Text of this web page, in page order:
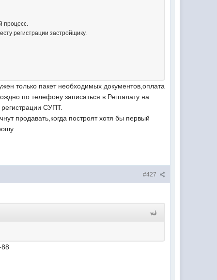
процесс.
регистрации застройщику.
только пакет необходимых документов,оплата
по телефону записаться в Регпалату на
СУПТ.
продавать,когда построят хотя бы первый
#427